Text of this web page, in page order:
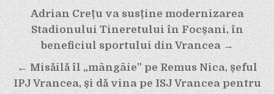
Navigare
în
articole
Adrian Crețu va susține modernizarea
Stadionului Tineretului în Focșani, în
beneficiul sportului din Vrancea →
← Misăilă îl „mângâie” pe Remus Nica, șeful
IPJ Vrancea, și dă vina pe ISJ Vrancea pentru